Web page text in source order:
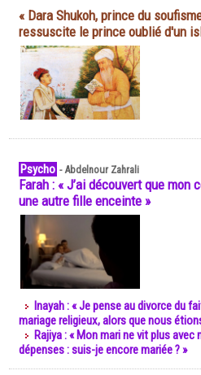
« Dara Shukoh, prince du
ressuscite le prince oublié d'un
Psycho -Abdelnour Zahrali
Farah : « J’ai découvert que mon
une autre fille enceinte »
Inayah : « Je pense au divorce du
mariage religieux, alors que nous
Rajiya : « Mon mari ne vit plus
dépenses : suis-je encore mariée ? »